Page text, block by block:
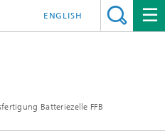
Batteriezelle FFB
ENGLISH